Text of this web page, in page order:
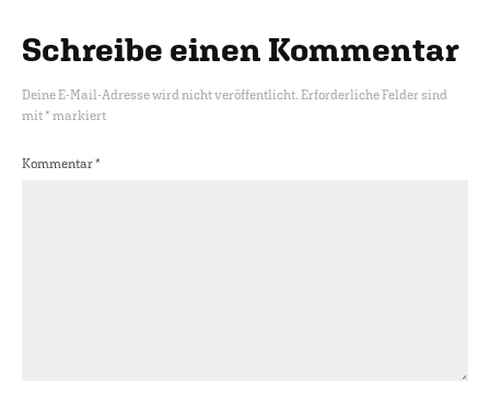
Schreibe einen Kommentar
Deine E-Mail-Adresse wird nicht veröffentlicht. Erforderliche Felder sind
mit* markiert
Kommentar*